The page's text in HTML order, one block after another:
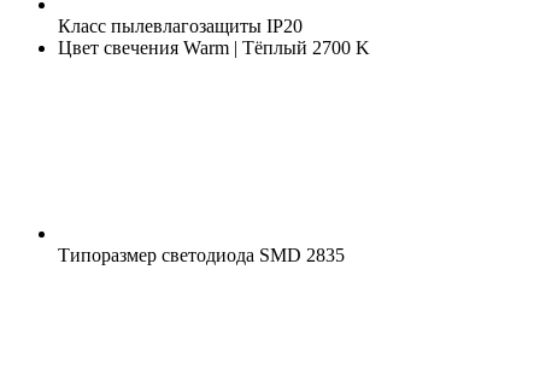
Класс пылевлагозащиты IP20
Цвет свечения Warm | Тёплый 2700 K
Типоразмер светодиода SMD 2835